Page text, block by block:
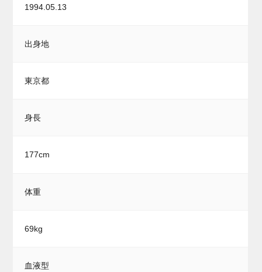
1994.05.13
出身地
東京都
身長
177cm
体重
69kg
血液型